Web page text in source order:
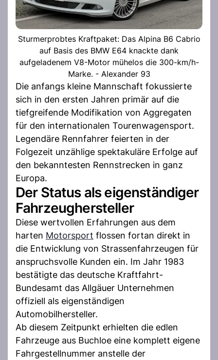
Sturmerprobtes Kraftpaket: Das Alpina B6 Cabrio
auf Basis des BMW E64 knackte dank
aufgeladenem V8-Motor mühelos die 300-km/h-
Marke. - Alexander 93
Die anfangs kleine Mannschaft fokussierte
sich in den ersten Jahren primär auf die
tiefgreifende Modifikation von Aggregaten
für den internationalen Tourenwagensport.
Legendäre Rennfahrer feierten in der
Folgezeit unzählige spektakuläre Erfolge auf
den bekanntesten Rennstrecken in ganz
Europa.
Der Status als eigenständiger
Fahrzeughersteller
Diese wertvollen Erfahrungen aus dem
harten Motorsport flossen fortan direkt in
die Entwicklung von Strassenfahrzeugen für
anspruchsvolle Kunden ein. Im Jahr 1983
bestätigte das deutsche Kraftfahrt-
Bundesamt das Allgäuer Unternehmen
offiziell als eigenständigen
Automobilhersteller.
Ab diesem Zeitpunkt erhielten die edlen
Fahrzeuge aus Buchloe eine komplett eigene
Fahrgestellnummer anstelle der